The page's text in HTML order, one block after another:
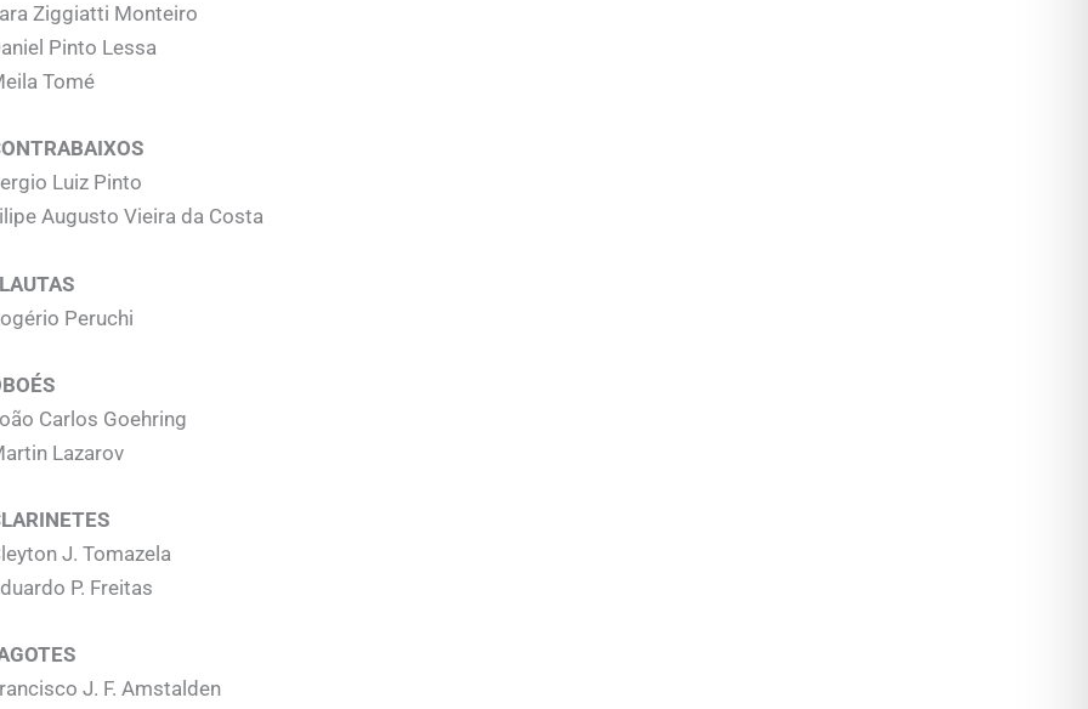
Ziggiatti Monteiro
Pinto Lessa
Tomé
Luiz Pinto
Augusto Vieira da Costa
Peruchi
Carlos Goehring
Lazarov
J. Tomazela
P. Freitas
J. F. Amstalden